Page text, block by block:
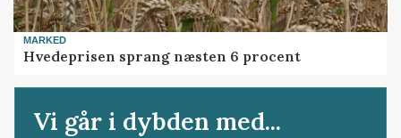
MARKED
Hvedeprisen sprang næsten 6 procent
Vi går i dybden med...